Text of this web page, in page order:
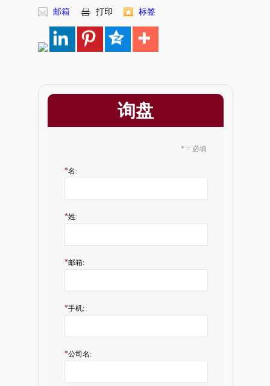
邮箱 打印 标签
询盘
* = 必填
*名:
*姓:
*邮箱:
*手机:
*公司名: